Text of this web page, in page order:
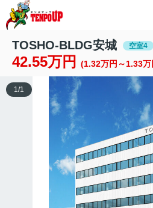
TOSHO-BLDG安城 空室4
42.55万円 (1.32万円～1.33万
1/1